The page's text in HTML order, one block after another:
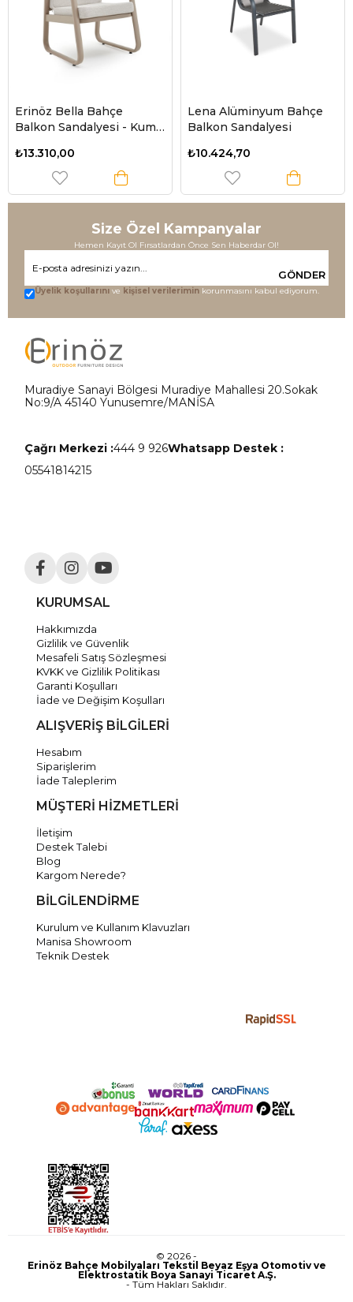
Erinöz Bella Bahçe
Balkon Sandalyesi - Kum
₺13.310,00
Lena Alüminyum Bahçe
Balkon Sandalyesi
₺10.424,70
Size Özel Kampanyalar
Hemen Kayıt Ol Fırsatlardan Önce Sen Haberdar Ol!
GÖNDER
Üyelik koşullarını ve kişisel verilerimin korunmasını kabul ediyorum.
Muradiye Sanayi Bölgesi Muradiye Mahallesi 20.Sokak
No:9/A 45140 Yunusemre/MANİSA
Çağrı Merkezi :444 9 926Whatsapp Destek :
05541814215
KURUMSAL
Hakkımızda
Gizlilik ve Güvenlik
Mesafeli Satış Sözleşmesi
KVKK ve Gizlilik Politikası
Garanti Koşulları
İade ve Değişim Koşulları
ALIŞVERİŞ BİLGİLERİ
Hesabım
Siparişlerim
İade Taleplerim
MÜŞTERİ HİZMETLERİ
İletişim
Destek Talebi
Blog
Kargom Nerede?
BİLGİLENDİRME
Kurulum ve Kullanım Klavuzları
Manisa Showroom
Teknik Destek
© 2026 -
Erinöz Bahçe Mobilyaları Tekstil Beyaz Eşya Otomotiv ve
Elektrostatik Boya Sanayi Ticaret A.Ş.
- Tüm Hakları Saklıdır.